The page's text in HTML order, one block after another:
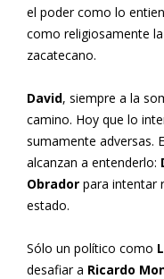
el poder como lo
como religiosamente
zacatecano.
David, siempre a la
camino. Hoy que lo
sumamente adversas.
alcanzan a entenderlo:
Obrador para intentar
estado.
Sólo un político como
desafiar a Ricardo